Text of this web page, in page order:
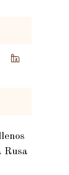
Rusa